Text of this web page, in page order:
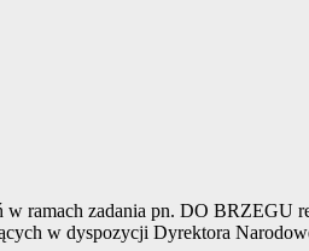
w ramach zadania pn. DO
w dyspozycji Dyrektora